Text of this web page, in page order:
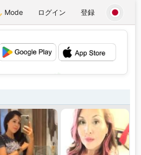
Mode ログイン 登録